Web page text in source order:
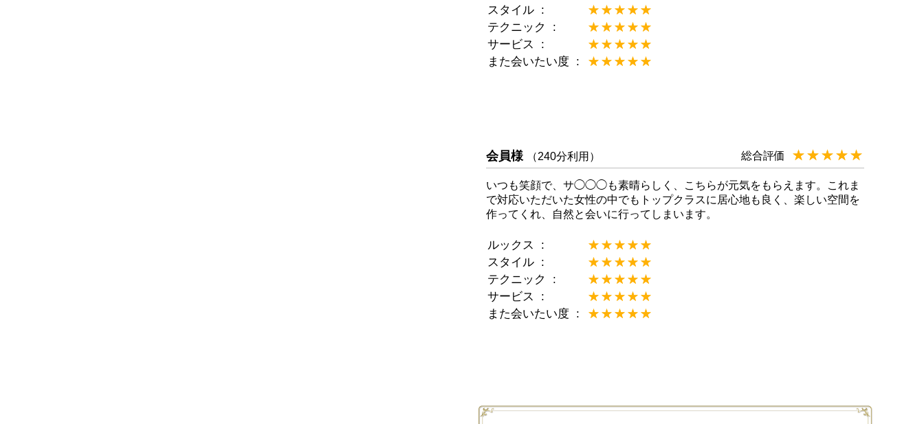
スタイル
★★★★★
☆☆☆☆☆
テクニック
★★★★★
☆☆☆☆☆
サービス
★★★★★
☆☆☆☆☆
また会いたい度
★★★★★
☆☆☆☆☆
会員様 （240分利用） 総合評価 ★★★★★
☆☆☆☆☆
いつも笑顔で、サ◯◯◯も素晴らしく、こちらが元気をもらえます。これま
で対応いただいた女性の中でもトップクラスに居心地も良く、楽しい空間を
作ってくれ、自然と会いに行ってしまいます。
ルックス ★★★★★
☆☆☆☆☆
スタイル
★★★★★
☆☆☆☆☆
テクニック
★★★★★
☆☆☆☆☆
サービス
★★★★★
☆☆☆☆☆
また会いたい度
★★★★★
☆☆☆☆☆